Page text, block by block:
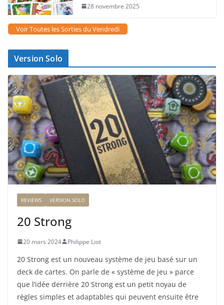
28 novembre 2025
Voir Toutes les Sorties du Vendredi
Version Solo
REVIEWS VERSION SOLO
20 Strong
20 mars 2024 Philippe Liot
20 Strong est un nouveau système de jeu basé sur un
deck de cartes. On parle de « système de jeu » parce
que l’idée derrière 20 Strong est un petit noyau de
règles simples et adaptables qui peuvent ensuite être